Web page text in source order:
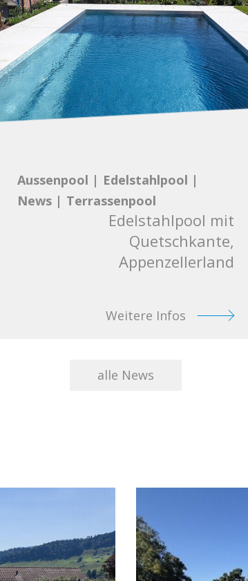
Aussenpool | Edelstahlpool |
News| Terrassenpool
Edelstahlpool mit
Quetschkante,
Appenzellerland
Weitere Infos
alle News